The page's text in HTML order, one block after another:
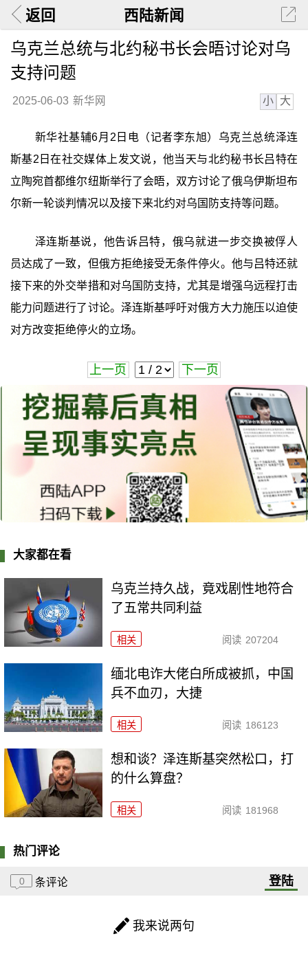
返回 西陆新闻
乌克兰总统与北约秘书长会晤讨论对乌
支持问题
2025-06-03 新华网 小 大
新华社基辅6月2日电（记者李东旭）乌克兰总统泽连
斯基2日在社交媒体上发文说，他当天与北约秘书长吕特在
立陶宛首都维尔纽斯举行了会晤，双方讨论了俄乌伊斯坦布
尔新一轮谈判情况以及接下来北约对乌国防支持等问题。
泽连斯基说，他告诉吕特，俄乌就进一步交换被俘人
员达成了一致，但俄方拒绝接受无条件停火。他与吕特还就
接下来的外交举措和对乌国防支持，尤其是增强乌远程打击
能力问题进行了讨论。泽连斯基呼吁对俄方大力施压以迫使
对方改变拒绝停火的立场。
上一页 下一页
大家都在看
乌克兰持久战，竟戏剧性地符合
了五常共同利益
相关 阅读 207204
缅北电诈大佬白所成被抓，中国
兵不血刃，大捷
相关 阅读 186123
想和谈？泽连斯基突然松口，打
的什么算盘？
相关 阅读 181968
热门评论
0 条评论 登陆
我来说两句